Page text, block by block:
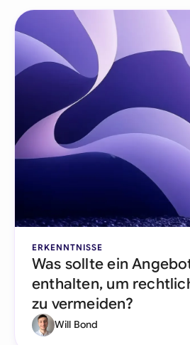
ERKENNTNISSE
Was sollte ein
enthalten, um
zu vermeiden?
Will Bond